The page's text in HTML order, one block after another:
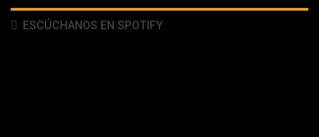
ESCÚCHANOS EN SPOTIFY